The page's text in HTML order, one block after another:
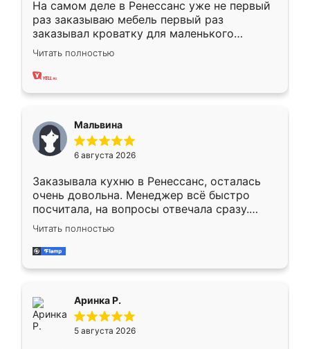
На самом деле в Ренессанс уже не первый
раз заказываю мебель первый раз
заказывал кроватку для маленького
ребёнка при его рождении ,во второй раз
заказал шкаф-купе. По качеству очень
хорошее сборка достаточно быстрая,
меньше, здесь же он более разнообразный.
Мне нравится ,если что-то потребуется из
мебели буду заказывать только здесь.
Читать полностью
Мальвина
6 августа 2026
Заказывала кухню в Ренессанс, осталась
очень довольна. Менеджер всё быстро
посчитала, на вопросы отвечала сразу.
Замерщик приехал в субботу, подошёл к
делу со всей ответственностью. Собрали
за день, ребята работали аккуратно, даже
Читать полностью
Аринка Р.
5 августа 2026